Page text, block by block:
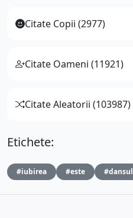
Citate Copii (2977)
Citate Oameni (11921)
Citate Aleatorii (103987)
Etichete:
#iubirea #este #dansul